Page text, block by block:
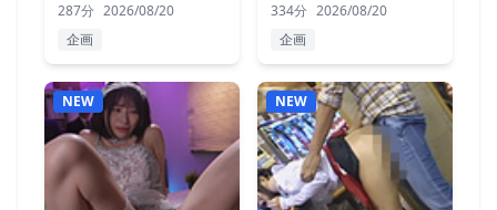
287分 2026/08/20
企画
334分 2026/08/20
企画
NEW NEW